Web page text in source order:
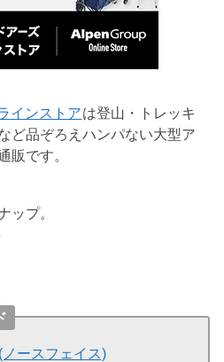
インストアは登山・トレッキ
ど品ぞろえハンパない大型ア
販です。
ップ。
ースフェイス)